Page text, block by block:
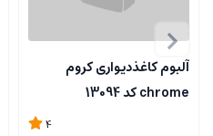
آلبوم کاغذدیواری کروم
chrome کد 13094
4